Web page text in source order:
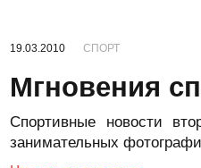
19.03.2010 СПОРТ
Мгновения
Спортивные новости
занимательных